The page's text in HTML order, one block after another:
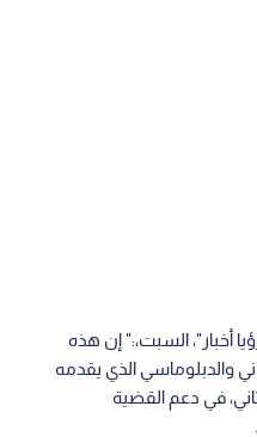
أخبار"، السبت،:" إن هذه
والدبلوماسي الذي يقدمه
في دعم القضية